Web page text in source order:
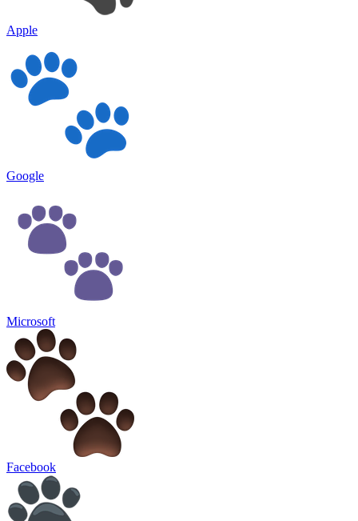
Apple
Google
Microsoft
Facebook